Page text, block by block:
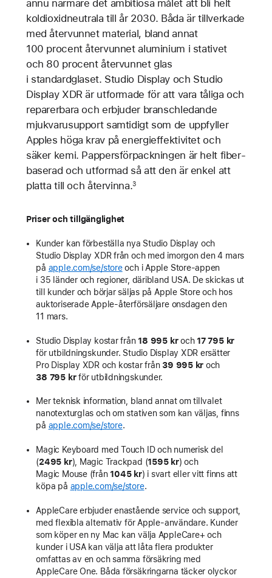
ännu närmare det ambitiösa målet att bli helt
koldioxidneutrala till år 2030. Båda är tillverkade
med återvunnet material, bland annat
100 procent återvunnet aluminium i stativet
och 80 procent återvunnet glas
i standardglaset. Studio Display och Studio
Display XDR är utformade för att vara tåliga och
reparerbara och erbjuder branschledande
mjukvarusupport samtidigt som de uppfyller
Apples höga krav på energieffektivitet och
säker kemi. Pappersförpackningen är helt fiber­
baserad och utformad så att den är enkel att
platta till och återvinna.3
Priser och tillgänglighet
Kunder kan förbeställa nya Studio Display och
Studio Display XDR från och med imorgon den 4 mars
på apple.com/se/storeoch i Apple Store-appen
i 35 länder och regioner, däribland USA. De skickas ut
till kunder och börjar säljas på Apple Store och hos
auktoriserade Apple-återförsäljare onsdagen den
11 mars.
Studio Display kostar från18 995 kroch17 795 kr
för utbildningskunder. Studio Display XDR ersätter
Pro Display XDR och kostar från 39 995 kr och
38 795 krför utbildningskunder.
Mer teknisk information, bland annat om tillvalet
nanotexturglas och om stativen som kan väljas, finns
på apple.com/se/store.
Magic Keyboard med Touch ID och numerisk del
(2495 kr), Magic Trackpad (1595 kr) och
Magic Mouse (från1045 kr) i svart eller vitt finns att
köpa på apple.com/se/store.
AppleCare erbjuder enastående service och support,
med flexibla alternativ för Apple-användare. Kunder
som köper en ny Mac kan välja AppleCare+ och
kunder i USA kan välja att låta flera produkter
omfattas av en och samma försäkring med
AppleCare One. Båda försäkringarna täcker olyckor